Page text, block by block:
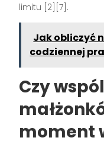
limitu [2][7].
Jak obliczyć
codziennej
Czy
moment